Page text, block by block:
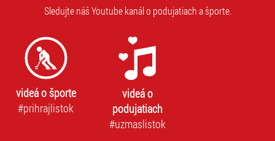
Sledujte náš Youtube kanál o podujatiach a športe.
videá o športe
#prihrajlistok
videá o
podujatiach
#uzmaslistok